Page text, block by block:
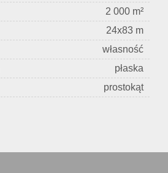
2 000 m²
24x83 m
własność
płaska
prostokąt